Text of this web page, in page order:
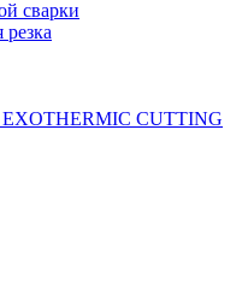
сварки
резка
EXOTHERMIC CUTTING